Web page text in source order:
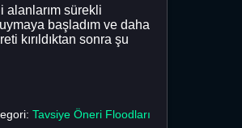
alanlarım sürekli
başladım ve daha
kırıldıktan sonra şu
Tavsiye Öneri Floodları